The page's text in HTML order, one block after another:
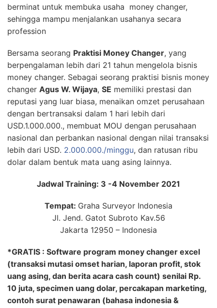
berminat untuk membuka usaha money changer,
sehingga mampu menjalankan usahanya secara
profession
Bersama seorang Praktisi Money Changer, yang
berpengalaman lebih dari 21 tahun mengelola bisnis
money changer. Sebagai seorang praktisi bisnis money
changer Agus W. Wijaya, SE memiliki prestasi dan
reputasi yang luar biasa, menaikan omzet perusahaan
dengan bertransaksi dalam 1 hari lebih dari
USD.1.000.000., membuat MOU dengan perusahaan
nasional dan perbankan nasional dengan nilai transaksi
lebih dari USD. 2.000.000./minggu, dan ratusan ribu
dolar dalam bentuk mata uang asing lainnya.
Jadwal Training: 3 -4 November 2021
Tempat: Graha Surveyor Indonesia
Jl. Jend. Gatot Subroto Kav.56
Jakarta 12950 – Indonesia
*GRATIS : Software program money changer excel
(transaksi mutasi omset harian, laporan profit, stok
uang asing, dan berita acara cash count) senilai Rp.
10 juta, specimen uang dolar, percakapan marketing,
contoh surat penawaran (bahasa indonesia &